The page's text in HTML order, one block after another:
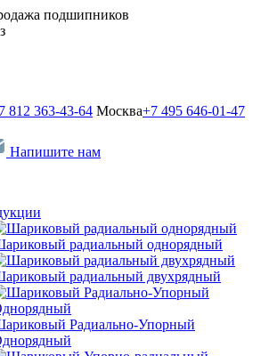
подшипников
812 363-43-64 Москва+7 495 646-01-47
Напишите нам
радиальный однорядный
радиальный двухрядный
Радиально-Упорный